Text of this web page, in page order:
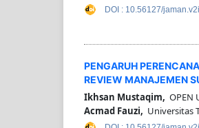
DOI : 10.56127/
PENGARUH
REVIEW MANAJEMEN
Ikhsan Mustaqim, OPEN
Acmad Fauzi, Universitas